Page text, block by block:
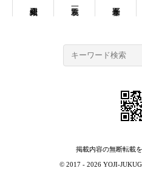
掲載内容の無断転載
© 2017 - 2026 YOJI-